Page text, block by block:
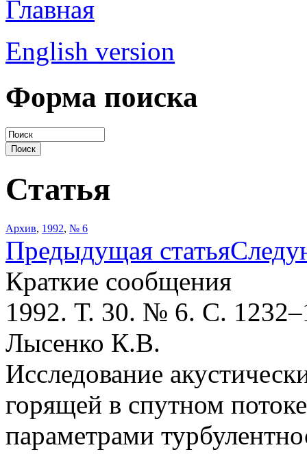
English version
Форма поиска
Статья
Архив, 1992, № 6
Предыдущая статья
Краткие сообщения
1992. Т. 30. № 6. С.
Лысенко К.В.
Исследование
горящей в спутном
параметрами